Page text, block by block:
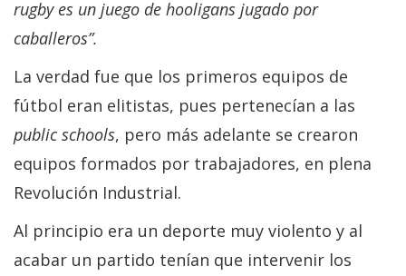
rugby es un juego de hooligans jugado por
caballeros”.
La verdad fue que los primeros equipos de
fútbol eran elitistas, pues pertenecían a las
public schools, pero más adelante se crearon
equipos formados por trabajadores, en plena
Revolución Industrial.
Al principio era un deporte muy violento y al
acabar un partido tenían que intervenir los